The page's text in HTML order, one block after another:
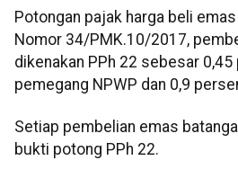
Potongan pajak harga beli
Nomor 34/PMK.10/2017,
dikenakan PPh 22 sebesar
pemegang NPWP dan 0,9
Setiap pembelian emas
bukti potong PPh 22.